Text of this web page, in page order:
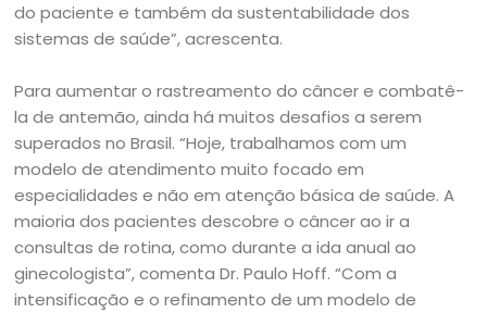
do paciente e também da sustentabilidade dos
sistemas de saúde”, acrescenta.
Para aumentar o rastreamento do câncer e combatê-
la de antemão, ainda há muitos desafios a serem
superados no Brasil. “Hoje, trabalhamos com um
modelo de atendimento muito focado em
especialidades e não em atenção básica de saúde. A
maioria dos pacientes descobre o câncer ao ir a
consultas de rotina, como durante a ida anual ao
ginecologista”, comenta Dr. Paulo Hoff. “Com a
intensificação e o refinamento de um modelo de